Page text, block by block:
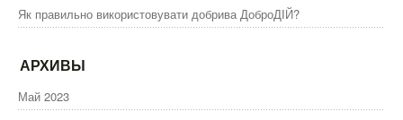
Як правильно використовувати добрива ДоброДІЙ?
АРХИВЫ
Май 2023